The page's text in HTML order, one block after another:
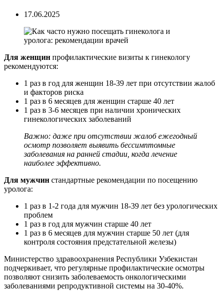
17.06.2025
Для женщин профилактические визиты к гинекологу
рекомендуются:
1 раз в год для женщин 18-39 лет при отсутствии жалоб
и факторов риска
1 раз в 6 месяцев для женщин старше 40 лет
1 раз в 3-6 месяцев при наличии хронических
гинекологических заболеваний
Важно: даже при отсутствии жалоб ежегодный
осмотр позволяет выявить бессимптомные
заболевания на ранней стадии, когда лечение
наиболее эффективно.
Для мужчин стандартные рекомендации по посещению
уролога:
1 раз в 1-2 года для мужчин 18-39 лет без урологических
проблем
1 раз в год для мужчин старше 40 лет
1 раз в 6 месяцев для мужчин старше 50 лет (для
контроля состояния предстательной железы)
Министерство здравоохранения Республики Узбекистан
подчеркивает, что регулярные профилактические осмотры
позволяют снизить заболеваемость онкологическими
заболеваниями репродуктивной системы на 30-40%.